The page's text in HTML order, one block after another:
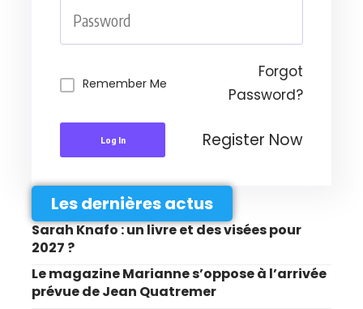
Remember Me
Forgot
Password?
Log In Register Now
Les dernières actus
Sarah Knafo : un livre et des visées pour
2027 ?
Le magazine Marianne s’oppose à l’arrivée
prévue de Jean Quatremer